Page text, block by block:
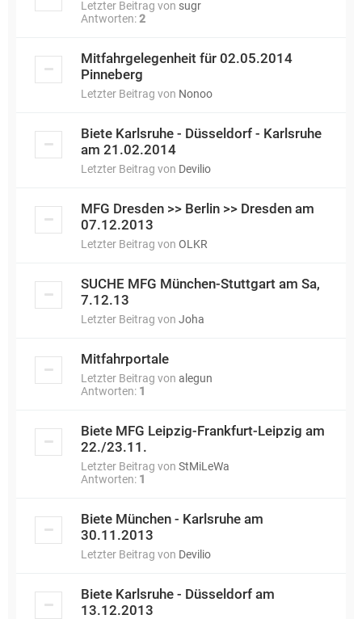
Letzter Beitrag von sugr
Antworten:2
Mitfahrgelegenheit für 02.05.2014
Pinneberg
Letzter Beitrag von Nonoo
Biete Karlsruhe - Düsseldorf - Karlsruhe
am 21.02.2014
Letzter Beitrag von Devilio
MFG Dresden >> Berlin >> Dresden am
07.12.2013
Letzter Beitrag von OLKR
SUCHE MFG München-Stuttgart am Sa,
7.12.13
Letzter Beitrag von Joha
Mitfahrportale
Letzter Beitrag von alegun
Antworten: 1
Biete MFG Leipzig-Frankfurt-Leipzig am
22./23.11.
Letzter Beitrag von StMiLeWa
Antworten: 1
Biete München - Karlsruhe am
30.11.2013
Letzter Beitrag von Devilio
Biete Karlsruhe - Düsseldorf am
13.12.2013